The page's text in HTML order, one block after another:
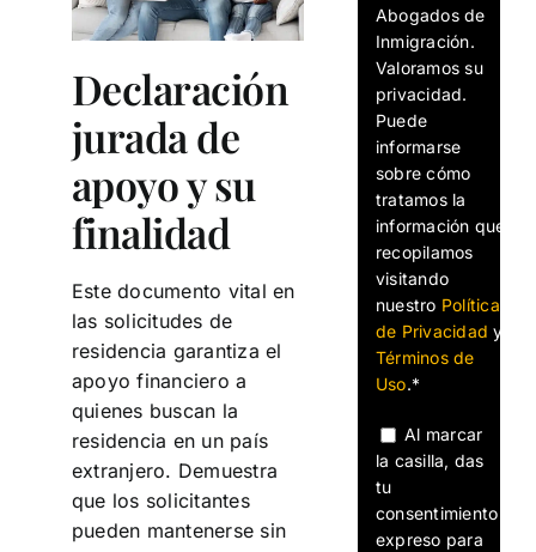
Declaración
jurada de
apoyo y su
finalidad
Este documento vital en
las solicitudes de
residencia garantiza el
apoyo financiero a
quienes buscan la
residencia en un país
extranjero. Demuestra
que los solicitantes
pueden mantenerse sin
Abogados de
Inmigración.
Valoramos su
privacidad.
Puede
informarse
sobre cómo
tratamos la
información que
recopilamos
visitando
nuestro Política
de Privacidad y
Términos de
Uso.*
Al marcar
la casilla, das
tu
consentimiento
expreso para